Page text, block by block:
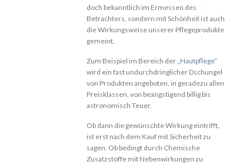
doch bekanntlich im Ermessen des
Betrachters, sondern mit Schönheit ist auch
die Wirkungsweise unserer Pflegeprodukte
gemeint.
Zum Beispiel im Bereich der „Hautpflege“
wird ein fast undurchdringlicher Dschungel
von Produkten angeboten, in geradezu allen
Preisklassen, von beängstigend billig bis
astronomisch Teuer.
Ob dann die gewünschte Wirkung eintrifft,
ist erst nach dem Kauf mit Sicherheit zu
sagen. Ob bedingt durch Chemische
Zusatzstoffe mit Nebenwirkungen zu